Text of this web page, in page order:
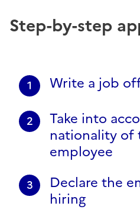
Step-by-step
1 Write a job
2
Take into
nationality of
employee
3
Declare the
hiring